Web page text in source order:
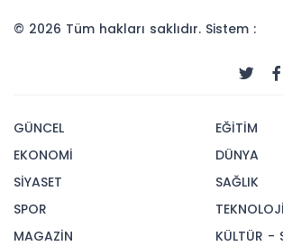
© 2026 Tüm hakları saklıdır. Sistem :
GÜNCEL
EKONOMİ
SİYASET
SPOR
MAGAZİN
EĞİTİM
DÜNYA
SAĞLIK
TEKNOLOJİ
KÜLTÜR -